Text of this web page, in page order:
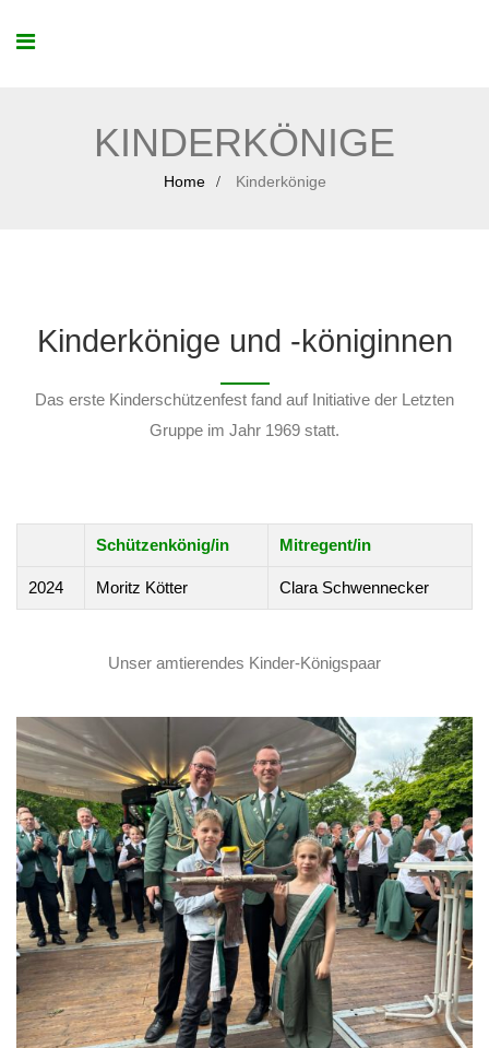
KINDERKÖNIGE
Home Kinderkönige
Kinderkönige und -königinnen
Das erste Kinderschützenfest fand auf Initiative der Letzten
Gruppe im Jahr 1969 statt.
Schützenkönig/in Mitregent/in
2024 Moritz Kötter Clara Schwennecker
Unser amtierendes Kinder-Königspaar